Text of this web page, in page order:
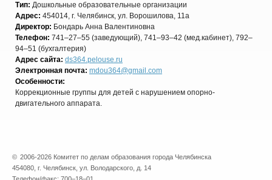
Тип: Дошкольные образовательные организации
Адрес: 454014, г. Челябинск, ул. Ворошилова, 11а
Директор: Бондарь Анна Валентиновна
Телефон: 741–27–55 (заведующий), 741–93–42 (мед.кабинет), 792–
94–51 (бухгалтерия)
Адрес сайта: ds364.pelouse.ru
Электронная почта: mdou364@gmail.com
Особенности:
Коррекционные группы для детей с нарушением опорно-
двигательного аппарата.
© 2006-2026 Комитет по делам образования города Челябинска
454080, г. Челябинск, ул. Володарского, д. 14